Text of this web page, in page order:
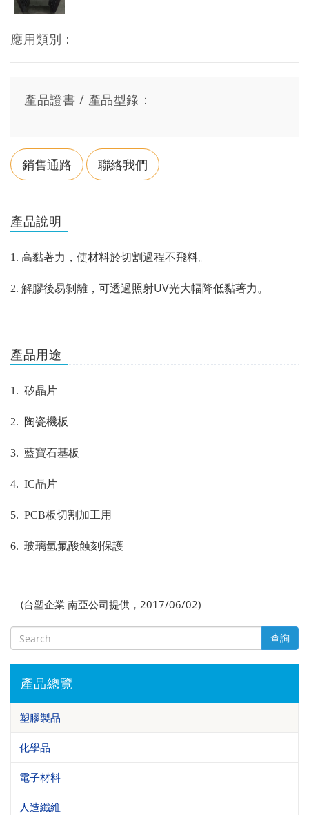
應用類別：
產品證書 / 產品型錄：
銷售通路 聯絡我們
產品說明
1. 高黏著力，使材料於切割過程不飛料。
2. 解膠後易剝離，可透過照射UV光大幅降低黏著力。
產品用途
1. 矽晶片
2. 陶瓷機板
3. 藍寶石基板
4. IC晶片
5. PCB板切割加工用
6. 玻璃氫氟酸蝕刻保護
(台塑企業 南亞公司提供，2017/06/02)
查詢
產品總覽
塑膠製品
化學品
電子材料
人造纖維